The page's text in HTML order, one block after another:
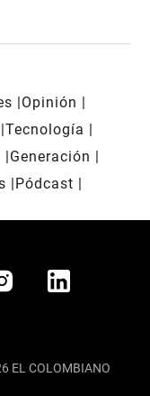
Opinión
Tecnología
Generación
Pódcast
EL COLOMBIANO